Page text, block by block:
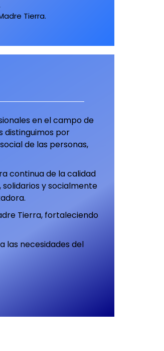
Tierra.
en el campo de
distinguimos por
de las personas,
continua de la calidad
y socialmente
Tierra, fortaleciendo
las necesidades del